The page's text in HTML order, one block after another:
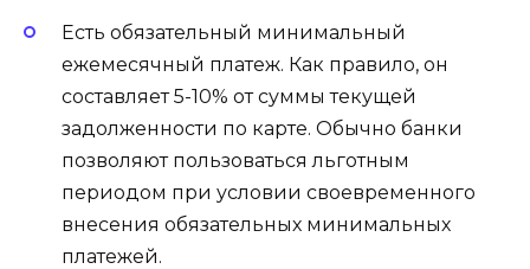
Есть обязательный минимальный
ежемесячный платеж. Как правило, он
составляет 5-10% от суммы текущей
задолженности по карте. Обычно банки
позволяют пользоваться льготным
периодом при условии своевременного
внесения обязательных минимальных
платежей.